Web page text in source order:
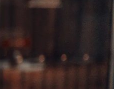
Serviços Profissionais Microsoft